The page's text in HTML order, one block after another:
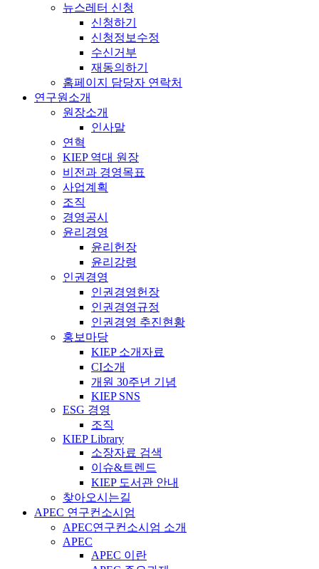
뉴스레터 신청
신청하기
신청정보수정
수신거부
재동의하기
홈페이지 담당자 연락처
연구원소개
원장소개
인사말
연혁
KIEP 역대 원장
비전과 경영목표
사업계획
조직
경영공시
윤리경영
윤리헌장
윤리강령
인권경영
인권경영헌장
인권경영규정
인권경영 추진현황
홍보마당
KIEP 소개자료
CI소개
개원 30주년 기념
KIEP SNS
ESG 경영
조직
KIEP Library
소장자료 검색
이슈&트렌드
KIEP 도서관 안내
찾아오시는길
APEC 연구컨소시엄
APEC연구컨소시엄 소개
APEC
APEC 이란